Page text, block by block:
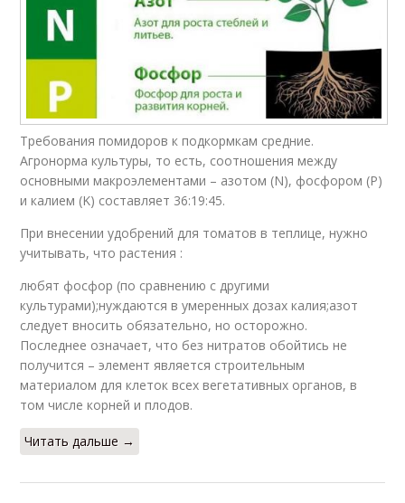
Требования помидоров к подкормкам средние.
Агронорма культуры, то есть, соотношения между
основными макроэлементами – азотом (N), фосфором (P)
и калием (K) составляет 36:19:45.
При внесении удобрений для томатов в теплице, нужно
учитывать, что растения :
любят фосфор (по сравнению с другими
культурами);нуждаются в умеренных дозах калия;азот
следует вносить обязательно, но осторожно.
Последнее означает, что без нитратов обойтись не
получится – элемент является строительным
материалом для клеток всех вегетативных органов, в
том числе корней и плодов.
Читать дальше →